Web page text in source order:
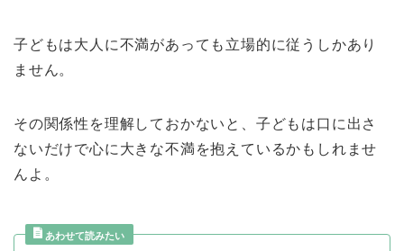
子どもは大人に不満があっても立場的に従うしかあり
ません。
その関係性を理解しておかないと、子どもは口に出さ
ないだけで心に大きな不満を抱えているかもしれませ
んよ。